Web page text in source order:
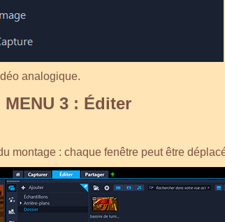
analogique.
MENU 3 : Éditer
montage : chaque fenêtre peut être